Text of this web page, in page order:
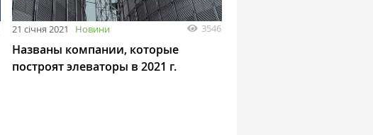
21 січня 2021 Новини 3546
Названы компании, которые
построят элеваторы в 2021 г.